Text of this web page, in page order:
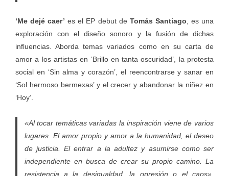
‘Me dejé caer’es el EP debut de Tomás Santiago , es una
exploración con el diseño sonoro y la fusión de dichas
influencias. Aborda temas variados como en su carta de
amor a los artistas en ‘Brillo en tanta oscuridad’, la protesta
social en ‘Sin alma y corazón’, el reencontrarse y sanar en
‘Sol hermoso bermexas’ y el crecer y abandonar la niñez en
‘Hoy’.
«Al tocar temáticas variadas la inspiración viene de varios
lugares. El amor propio y amor a la humanidad, el deseo
de justicia. El entrar a la adultez y asumirse como ser
independiente en busca de crear su propio camino. La
resistencia a la desigualdad, la opresión o el caos»